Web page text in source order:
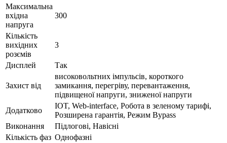
Максимальна
вхідна
напруга
300
Кількість
вихідних
розємів
3
Дисплей Так
Захист від
високовольтних імпульсів, короткого
замикання, перегріву, перевантаження,
підвищеної напруги, зниженої напруги
Додатково
IOT, Web-interface, Робота в зеленому тарифі,
Розширена гарантія, Режим Bypass
Виконання
Підлогові, Навісні
Кількість фаз Однофазні